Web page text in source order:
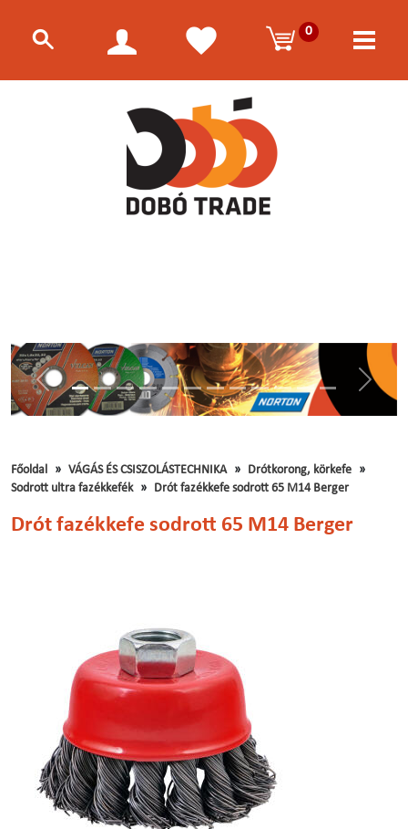
0
Előző
Főoldal VÁGÁS ÉS CSISZOLÁSTECHNIKA
Drótkorong, körkefe
Sodrott ultra fazékkefék
Drót fazékkefe sodrott 65 M14 Berger
Drót fazékkefe sodrott 65 M14 Berger